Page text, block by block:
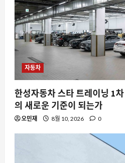
자동차
2026 전국 대
미래 모빌리티
8월 10, 2026
자동차
한성자동차 스타 트레이닝 1
의 새로운 기준이 되는가
오민재 8월 10, 2026 0